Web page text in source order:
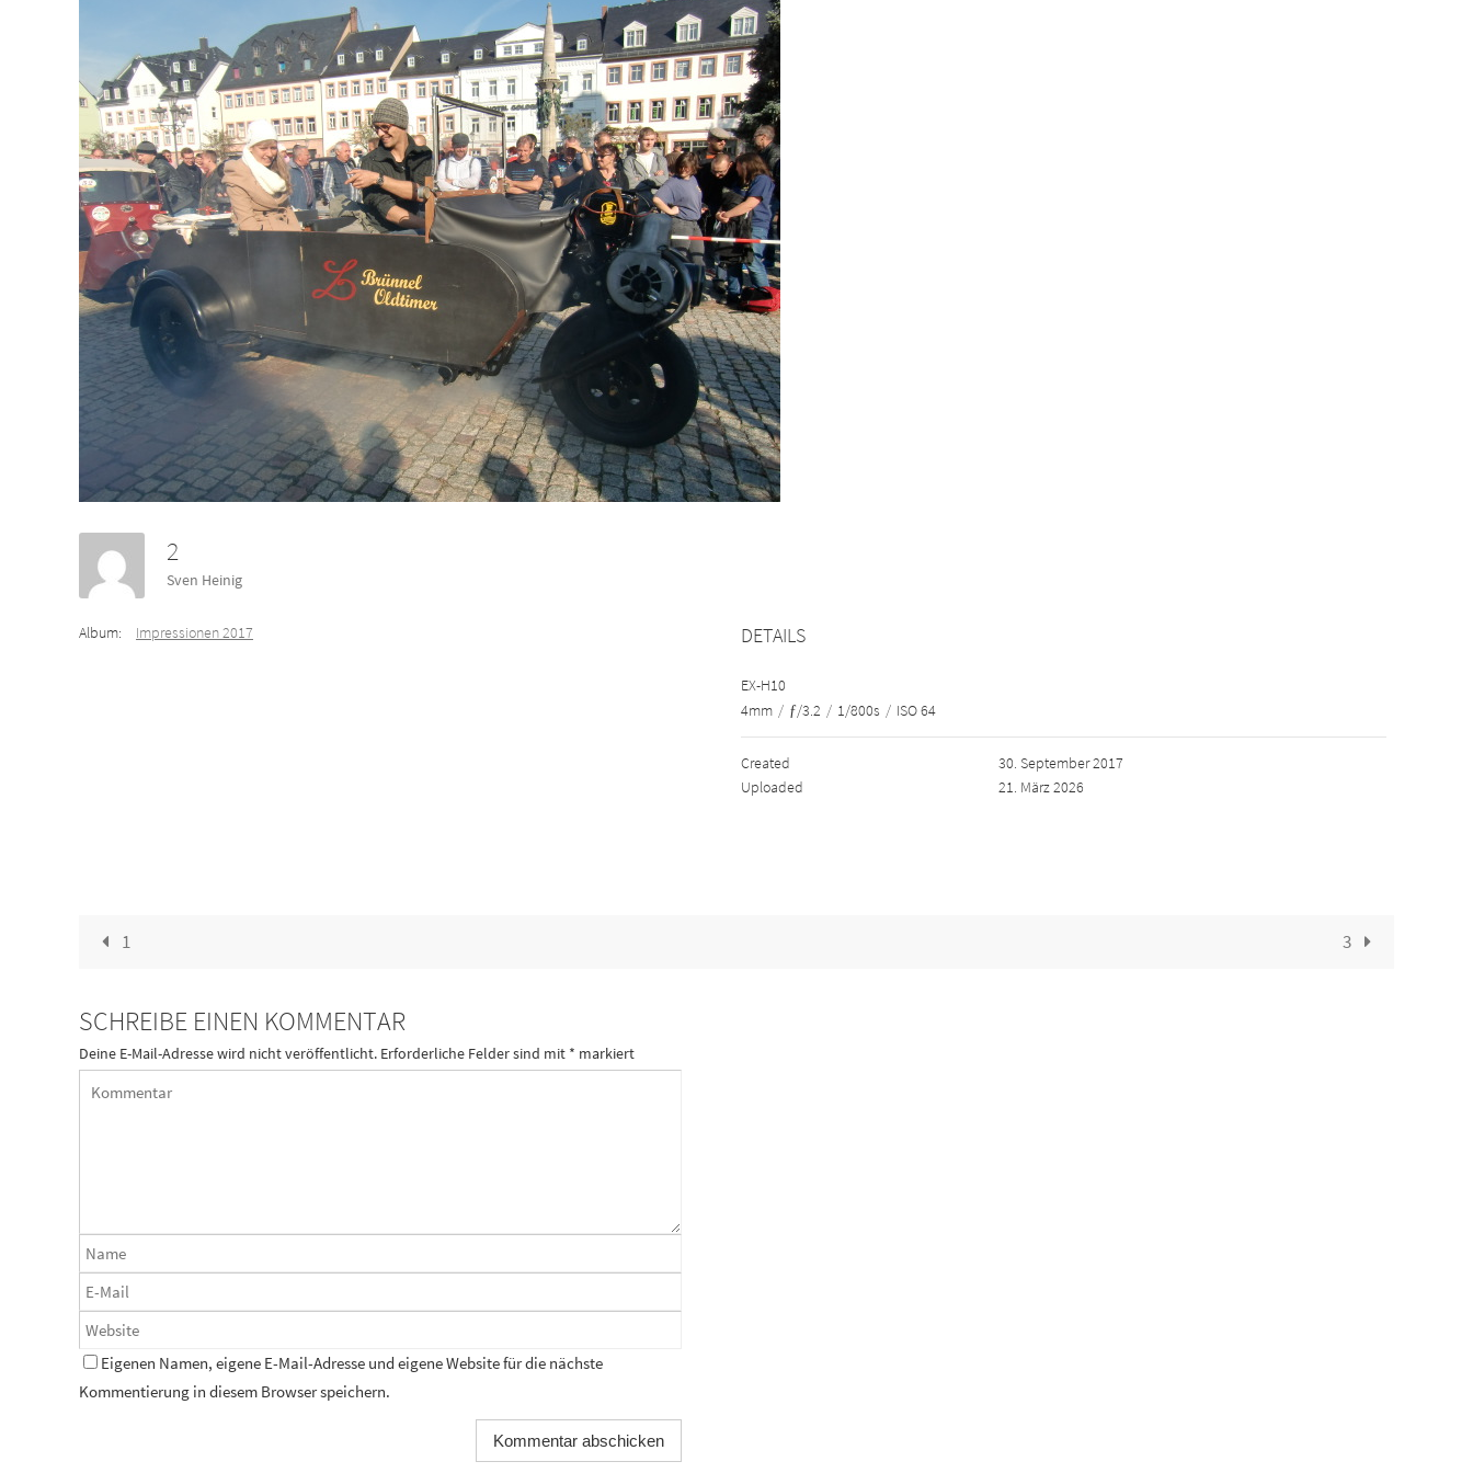
2
Sven Heinig
Album: Impressionen 2017 DETAILS
EX-H10
4mm / ƒ/3.2 / 1/800s / ISO 64
Created
30. September 2017
Uploaded
21. März 2026
1 3
SCHREIBE EINEN KOMMENTAR
Deine E-Mail-Adresse wird nicht veröffentlicht. Erforderliche Felder sind mit * markiert
Eigenen Namen, eigene E-Mail-Adresse und eigene Website für die nächste
Kommentierung in diesem Browser speichern.